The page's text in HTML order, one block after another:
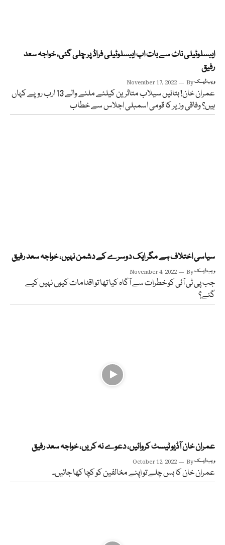
ایبسلوٹیلی ناٹ سے بات اب ایبسلوٹیلی فراڈ پر چلی گئی، خواجہ سعد
رفیق
November 17, 2022 Byویب ڈیسک
عمران خان! بتائیں سیلاب متاثرین کیلئے ملنے والے 13 ارب روپے کہاں
ہیں؟ وفاقی وزیر کا قومی اسمبلی اجلاس سے خطاب
سیاسی اختلاف ہے مگر ایک دوسرے کے دشمن نہیں، خواجہ سعد رفیق
November 4, 2022 Byویب ڈیسک
جب پی ٹی آئی کو خطرات سے آگاہ کیا تھا تو اقدامات کیوں نہیں کیے
گئے؟
عمران خان آڈیو ٹیسٹ کروائیں، دعوے نہ کریں، خواجہ سعد رفیق
October 12, 2022 Byویب ڈیسک
عمران خان کا بس چلے تو اپنے مخالفین کو کچا کھا جائیں۔